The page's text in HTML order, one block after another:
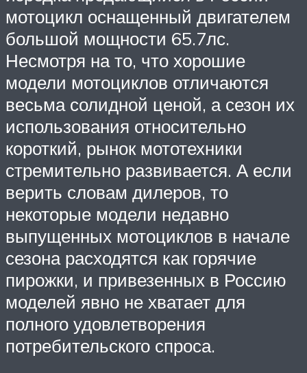
мотоцикл оснащенный двигателем
большой мощности 65.7лс.
Несмотря на то, что хорошие
модели мотоциклов отличаются
весьма солидной ценой, а сезон их
использования относительно
короткий, рынок мототехники
стремительно развивается. А если
верить словам дилеров, то
некоторые модели недавно
выпущенных мотоциклов в начале
сезона расходятся как горячие
пирожки, и привезенных в Россию
моделей явно не хватает для
полного удовлетворения
потребительского спроса.